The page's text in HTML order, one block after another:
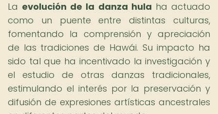
La evolución de la danza hula ha actuado
como un puente entre distintas culturas,
fomentando la comprensión y apreciación
de las tradiciones de Hawái. Su impacto ha
sido tal que ha incentivado la investigación y
el estudio de otras danzas tradicionales,
estimulando el interés por la preservación y
difusión de expresiones artísticas ancestrales